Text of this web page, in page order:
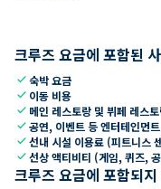
크루즈 요금에 포함된
check숙박 요금
check 이동 비용
check 메인 레스토랑 및 뷔페 레스
check공연, 이벤트 등 엔터테인먼트
check선내 시설 이용료 (피트니스
check선상 액티비티 (게임, 퀴즈,
크루즈 요금에 포함되